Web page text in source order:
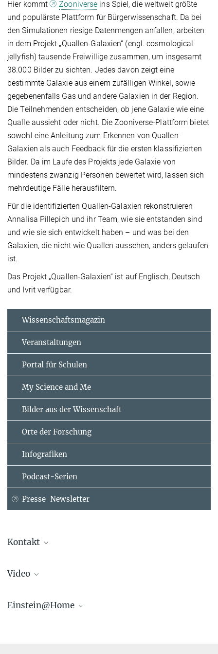
Hier kommt Zooniverse ins Spiel, die weltweit größte
und populärste Plattform für Bürgerwissenschaft. Da bei
den Simulationen riesige Datenmengen anfallen, arbeiten
in dem Projekt „Quallen-Galaxien“ (engl. cosmological
jellyfish) tausende Freiwillige zusammen, um insgesamt
38.000 Bilder zu sichten. Jedes davon zeigt eine
bestimmte Galaxie aus einem zufälligen Winkel, sowie
gegebenenfalls Gas und andere Galaxien in der Region.
Die Teilnehmenden entscheiden, ob jene Galaxie wie eine
Qualle aussieht oder nicht. Die Zooniverse-Plattform bietet
sowohl eine Anleitung zum Erkennen von Quallen-
Galaxien als auch Feedback für die ersten klassifizierten
Bilder. Da im Laufe des Projekts jede Galaxie von
mindestens zwanzig Personen bewertet wird, lassen sich
mehrdeutige Fälle herausfiltern.
Für die identifizierten Quallen-Galaxien rekonstruieren
Annalisa Pillepich und ihr Team, wie sie entstanden sind
und wie sie sich entwickelt haben – und was bei den
Galaxien, die nicht wie Quallen aussehen, anders gelaufen
ist.
​Das Projekt „Quallen-Galaxien“ ist auf Englisch, Deutsch
und Ivrit verfügbar.​​
Wissenschaftsmagazin
Veranstaltungen
Portal für Schulen
My Science and Me
Bilder aus der Wissenschaft
Orte der Forschung
Infografiken
Podcast-Serien
Presse-Newsletter
Kontakt
Presse- und Öffentlichkeitsarbeit
pr@...
Video
Einstein@Home